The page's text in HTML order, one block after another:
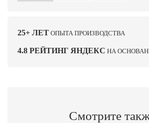
25+ ЛЕТ ОПЫТА ПРОИЗВОДСТВА
4.8 РЕЙТИНГ ЯНДЕКС НА
Смотрите